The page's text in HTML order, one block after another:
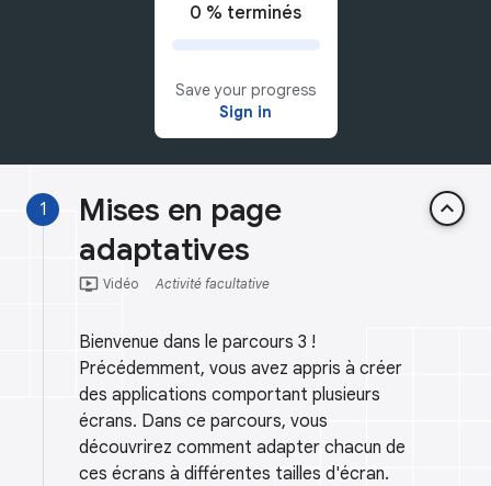
0 % terminés
Save your progress
Sign in
1
Mises en page
adaptatives
keyboard_arrow_up
ondemand_video Vidéo Activité facultative
Bienvenue dans le parcours 3 !
Précédemment, vous avez appris à créer
des applications comportant plusieurs
écrans. Dans ce parcours, vous
découvrirez comment adapter chacun de
ces écrans à différentes tailles d'écran.